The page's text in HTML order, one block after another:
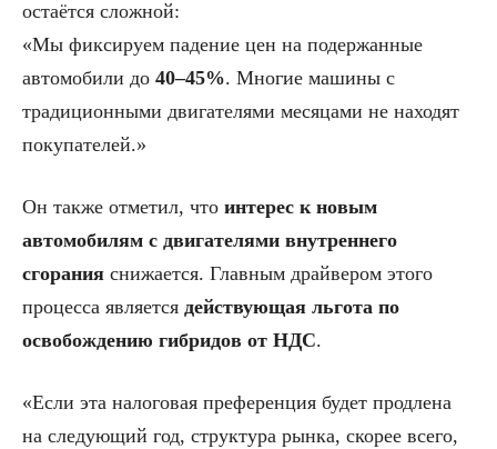
остаётся сложной:
«Мы фиксируем падение цен на подержанные
автомобили до 40–45%. Многие машины с
традиционными двигателями месяцами не находят
покупателей.»
Он также отметил, что интерес к новым
автомобилям с двигателями внутреннего
сгорания снижается. Главным драйвером этого
процесса является действующая льгота по
освобождению гибридов от НДС.
«Если эта налоговая преференция будет продлена
на следующий год, структура рынка, скорее всего,